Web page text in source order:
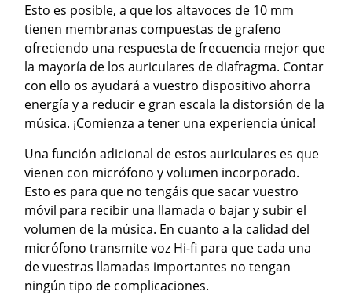
Esto es posible, a que los altavoces de 10 mm
tienen membranas compuestas de grafeno
ofreciendo una respuesta de frecuencia mejor que
la mayoría de los auriculares de diafragma. Contar
con ello os ayudará a vuestro dispositivo ahorra
energía y a reducir e gran escala la distorsión de la
música. ¡Comienza a tener una experiencia única!
Una función adicional de estos auriculares es que
vienen con micrófono y volumen incorporado.
Esto es para que no tengáis que sacar vuestro
móvil para recibir una llamada o bajar y subir el
volumen de la música. En cuanto a la calidad del
micrófono transmite voz Hi-fi para que cada una
de vuestras llamadas importantes no tengan
ningún tipo de complicaciones.